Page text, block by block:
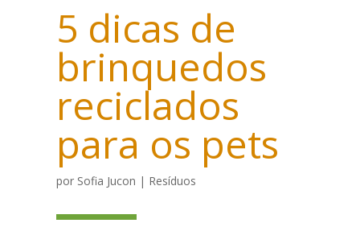
5 dicas de
brinquedos
reciclados
para os pets
por Sofia Jucon | Resíduos